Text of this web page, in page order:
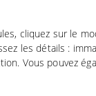
cliquez sur le
les détails :
Vous pouvez